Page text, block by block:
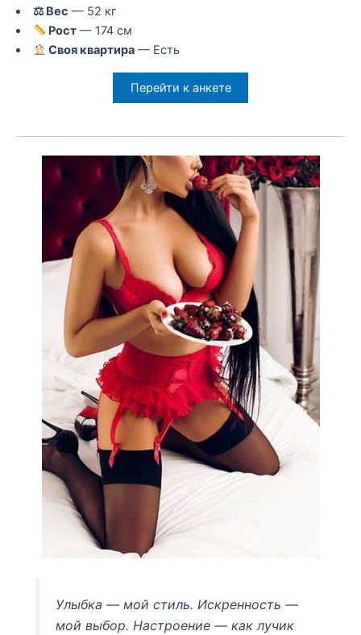
⚖ Вес — 52 кг
Рост — 174 см
Своя квартира — Есть
Перейти к анкете
Улыбка — мой стиль. Искренность —
мой выбор. Настроение — как лучик